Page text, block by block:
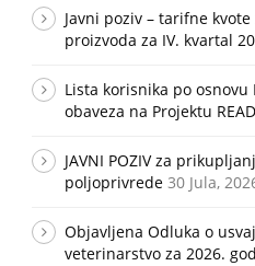
Javni poziv – tarifne
proizvoda za IV. kvartal
Lista korisnika po
obaveza na Projektu
JAVNI POZIV za
poljoprivrede 30 Jula,
Objavljena Odluka o
veterinarstvo za 2026.